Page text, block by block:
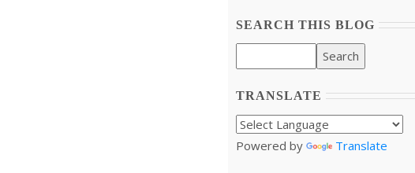
SEARCH THIS BLOG
TRANSLATE
Powered by Translate